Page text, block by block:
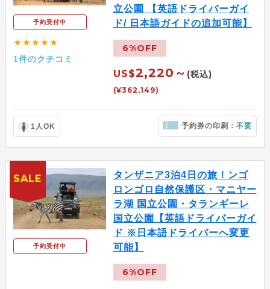
予約受付中
★★★★★
1件のクチコミ
立公園 【英語ドライバーガイ
ド/ 日本語ガイドの追加可能】
6%OFF
US$2,220～ (税込)
(¥362,149)
1人OK 予約券の印刷：不要
予約受付中
タンザニア3泊4日の旅！ンゴ
ロンゴロ自然保護区・マニヤー
ラ湖 国立公園・タランギーレ
国立公園【英語ドライバーガイ
ド ※日本語ドライバーへ変更
可能】
6%OFF
SALE